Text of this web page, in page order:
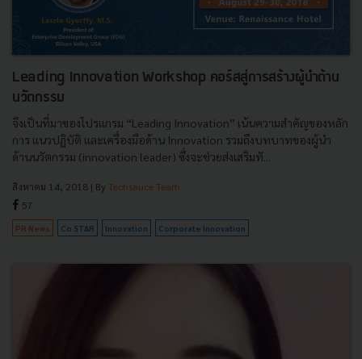
Leading Innovation Workshop คอร์สสู่การสร้างผู้นำด้าน
นวัตกรรม
จึงเป็นที่มาของโปรแกรม “Leading Innovation” เน้นความสำคัญของหลัก
การ แนวปฏิบัติ และเครื่องมือด้าน Innovation รวมถึงบทบาทของผู้นำ
ด้านนวัตกรรม (innovation leader) ซึ่งจะช่วยส่งเสริมทั...
สิงหาคม 14, 2018 | By Techsauce Team
57
PR News Co STAR Innovation Corporate Innovation